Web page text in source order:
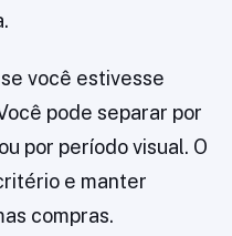
você estivesse
pode separar por
por período visual. O
e manter
compras.